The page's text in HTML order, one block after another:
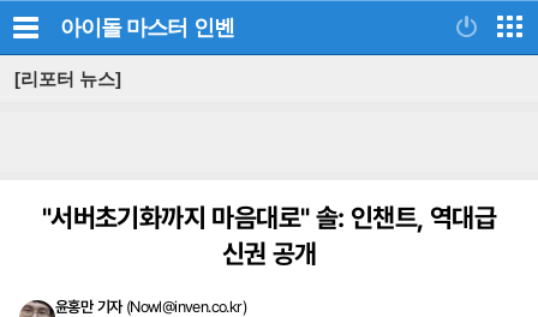
아이돌 마스터 인벤
[리포터 뉴스]
"서버초기화까지 마음대로" 솔: 인챈트, 역대급
신권 공개
윤홍만 기자 (Nowl@inven.co.kr)